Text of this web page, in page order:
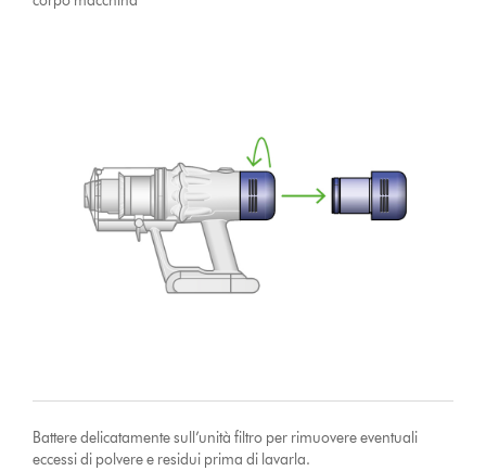
Battere delicatamente sull’unità filtro per rimuovere eventuali
eccessi di polvere e residui prima di lavarla.